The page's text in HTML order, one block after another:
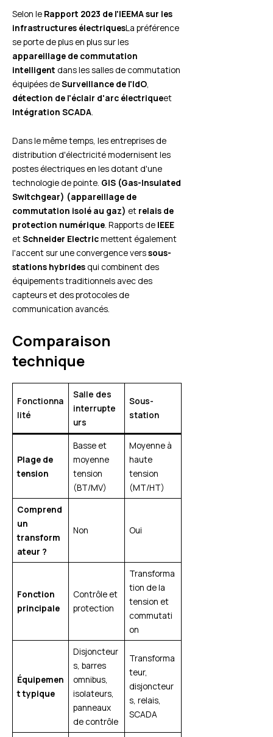
Selon le Rapport 2023 de l'IEEMA sur les
infrastructures électriquesLa préférence
se porte de plus en plus sur les
appareillage de commutation
intelligent dans les salles de commutation
équipées deSurveillance de l'IdO,
détection de l'éclair d'arc électriqueet
Intégration SCADA.
Dans le même temps, les entreprises de
distribution d'électricité modernisent les
postes électriques en les dotant d'une
technologie de pointe. GIS (Gas-Insulated
Switchgear) (appareillage de
commutation isolé au gaz) et relais de
protection numérique. Rapports de IEEE
etSchneider Electricmettent également
l'accent sur une convergence verssous-
stations hybrides qui combinent des
équipements traditionnels avec des
capteurs et des protocoles de
communication avancés.
Comparaison
technique
Fonctionna
lité
Salle des
interrupte
urs
Sous-
station
Plage de
tension
Basse et
moyenne
tension
(BT/MV)
Moyenne à
haute
tension
(MT/HT)
Comprend
un
transform
ateur ?
Non Oui
Fonction
principale
Contrôle et
protection
Transforma
tion de la
tension et
commutati
on
Équipemen
t typique
Disjoncteur
s, barres
omnibus,
isolateurs,
panneaux
de contrôle
Transforma
teur,
disjoncteur
s, relais,
SCADA